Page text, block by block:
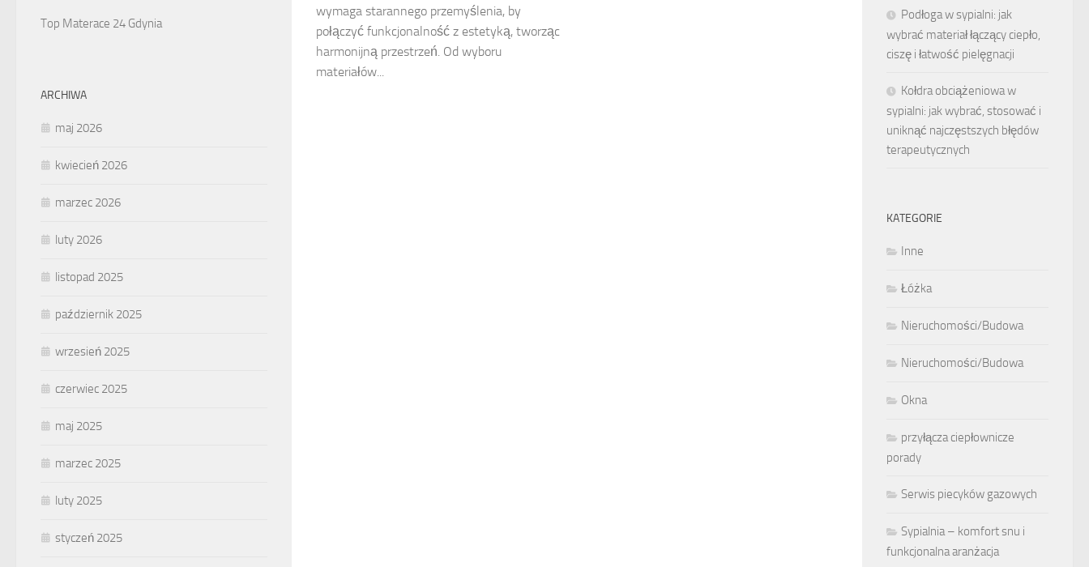
wymaga starannego przemyślenia, by
połączyć funkcjonalność z estetyką, tworząc
harmonijną przestrzeń. Od wyboru
materiałów...
Top Materace 24 Gdynia
ARCHIWA
maj 2026
kwiecień 2026
marzec 2026
luty 2026
listopad 2025
październik 2025
wrzesień 2025
czerwiec 2025
maj 2025
marzec 2025
luty 2025
styczeń 2025
Podłoga w sypialni: jak
wybrać materiał łączący ciepło,
ciszę i łatwość pielęgnacji
Kołdra obciążeniowa w
sypialni: jak wybrać, stosować i
uniknąć najczęstszych błędów
terapeutycznych
KATEGORIE
Inne
Łóżka
Nieruchomości/Budowa
Nieruchomości/Budowa
Okna
przyłącza ciepłownicze
porady
Serwis piecyków gazowych
Sypialnia – komfort snu i
funkcjonalna aranżacja